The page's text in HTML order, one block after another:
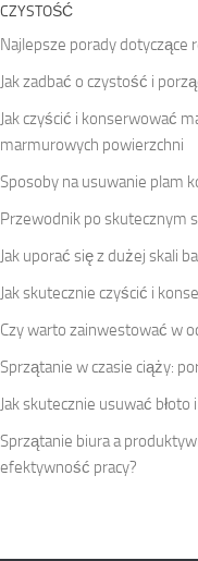
CZYSTOŚĆ
Najlepsze porady dotyczące
Jak zadbać o czystość i
Jak czyścić i konserwować
marmurowych powierzchni
Sposoby na usuwanie plam
Przewodnik po skutecznym
Jak uporać się z dużej skali
Jak skutecznie czyścić i
Czy warto zainwestować w
Sprzątanie w czasie ciąży:
Jak skutecznie usuwać
Sprzątanie biura a
efektywność pracy?